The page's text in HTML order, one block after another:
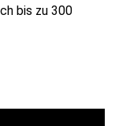
bis zu 300